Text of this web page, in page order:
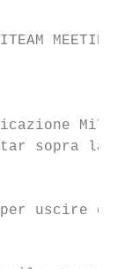
MEETINGS
sopra la
uscire